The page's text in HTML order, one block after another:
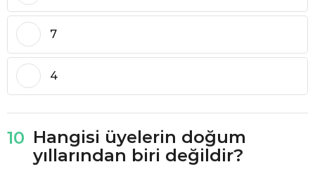
7
4
10 Hangisi üyelerin doğum
yıllarından biri değildir?